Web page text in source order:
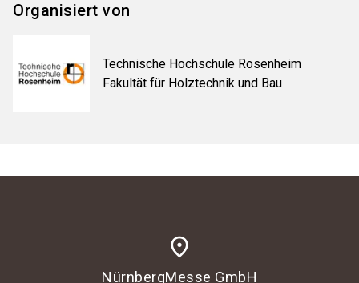
Organisiert von
Technische Hochschule Rosenheim
Fakultät für Holztechnik und Bau
place
NürnbergMesse GmbH